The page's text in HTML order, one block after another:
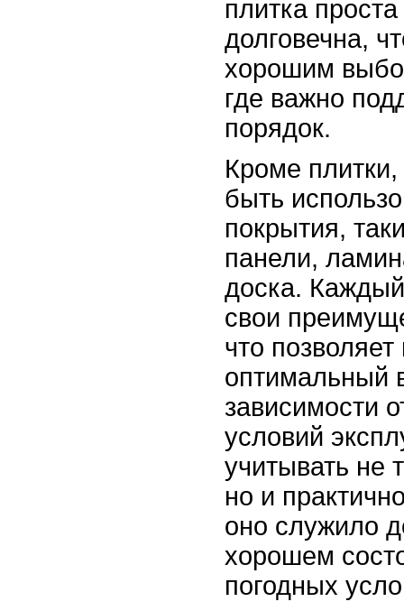
плитка
долговечна,
хорошим
где важно
порядок.
Кроме
быть
покрытия,
панели,
доска.
свои
что
оптимальный
зависимости
условий
учитывать не
но и
оно служило
хорошем
погодных